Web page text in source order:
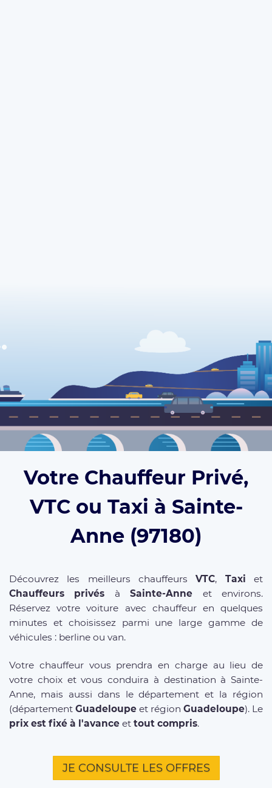
Votre Chauffeur Privé,
VTC ou Taxi à Sainte-
Anne (97180)
Découvrez les meilleurs chauffeursVTC, Taxi et
Chauffeurs privés àSainte-Anne et environs.
Réservez votre voiture avec chauffeur en quelques
minutes et choisissez parmi une large gamme de
véhicules : berline ou van.
Votre chauffeur vous prendra en charge au lieu de
votre choix et vous conduira à destination à Sainte-
Anne, mais aussi dans le département et la région
(département Guadeloupe et région Guadeloupe). Le
prix est fixé à l'avance et tout compris.
JE CONSULTE LES OFFRES